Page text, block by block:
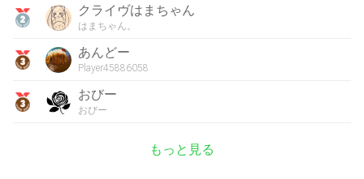
クライヴはまちゃん
はまちゃん。
あんどー
Player45886058
おびー
おびー
もっと見る